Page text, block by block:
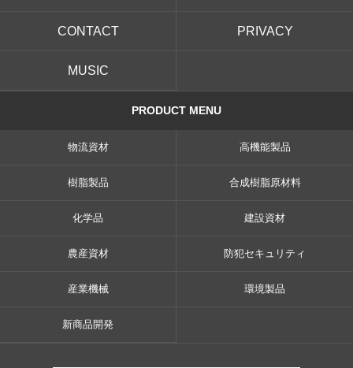
CONTACT PRIVACY
MUSIC
PRODUCT MENU
物流資材 高機能製品
樹脂製品 合成樹脂原材料
化学品 建設資材
農産資材 防犯セキュリティ
産業機械 環境製品
新商品開発